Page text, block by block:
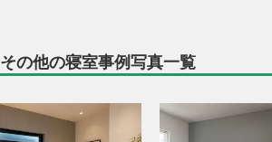
その他の寝室事例写真一覧